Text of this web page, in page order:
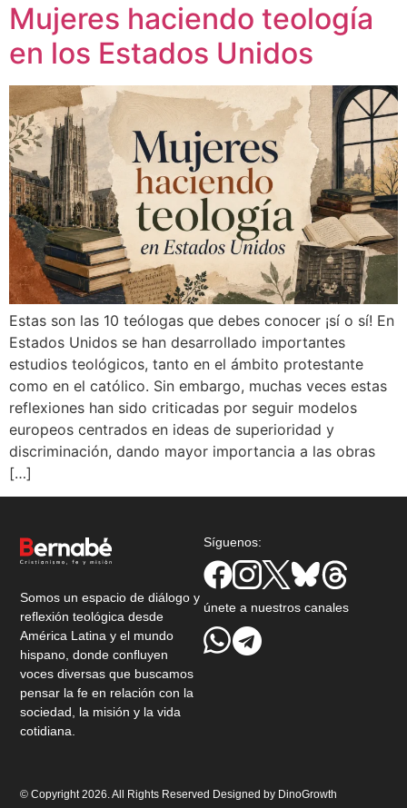
Mujeres haciendo teología
en los Estados Unidos
Estas son las 10 teólogas que debes conocer ¡sí o sí! En
Estados Unidos se han desarrollado importantes
estudios teológicos, tanto en el ámbito protestante
como en el católico. Sin embargo, muchas veces estas
reflexiones han sido criticadas por seguir modelos
europeos centrados en ideas de superioridad y
discriminación, dando mayor importancia a las obras
[…]
Somos un espacio de diálogo y
reflexión teológica desde
América Latina y el mundo
hispano, donde confluyen
voces diversas que buscamos
pensar la fe en relación con la
sociedad, la misión y la vida
cotidiana.
Síguenos:
únete a nuestros canales
© Copyright 2026. All Rights Reserved Designed by DinoGrowth